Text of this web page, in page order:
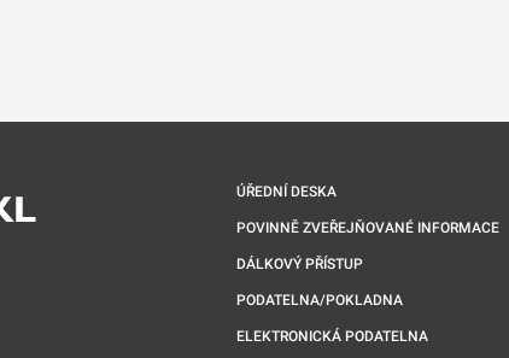
ÚŘEDNÍ DESKA
POVINNĚ ZVEŘEJŇOVANÉ INFORMACE
DÁLKOVÝ PŘÍSTUP
PODATELNA/POKLADNA
ELEKTRONICKÁ PODATELNA